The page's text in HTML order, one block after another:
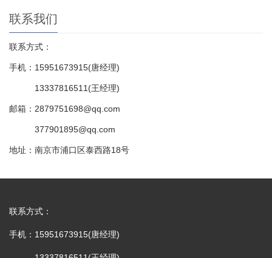
联系我们
联系方式：
手机：15951673915(唐经理)
13337816511(王经理)
邮箱：2879751698@qq.com
377901895@qq.com
地址：南京市浦口区泰西路18号
联系方式：
手机：15951673915(唐经理)